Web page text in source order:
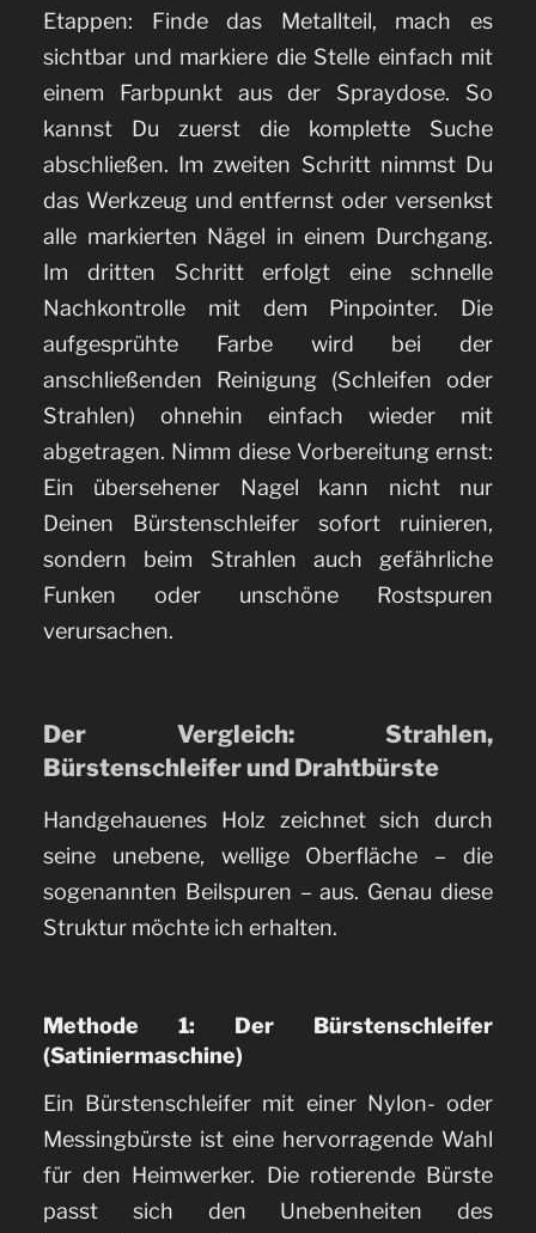
Etappen: Finde das Metallteil, mach es
sichtbar und markiere die Stelle einfach mit
einem Farbpunkt aus der Spraydose. So
kannst Du zuerst die komplette Suche
abschließen. Im zweiten Schritt nimmst Du
das Werkzeug und entfernst oder versenkst
alle markierten Nägel in einem Durchgang.
Im dritten Schritt erfolgt eine schnelle
Nachkontrolle mit dem Pinpointer. Die
aufgesprühte Farbe wird bei der
anschließenden Reinigung (Schleifen oder
Strahlen) ohnehin einfach wieder mit
abgetragen. Nimm diese Vorbereitung ernst:
Ein übersehener Nagel kann nicht nur
Deinen Bürstenschleifer sofort ruinieren,
sondern beim Strahlen auch gefährliche
Funken oder unschöne Rostspuren
verursachen.
Der Vergleich: Strahlen,
Bürstenschleifer und Drahtbürste
Handgehauenes Holz zeichnet sich durch
seine unebene, wellige Oberfläche – die
sogenannten Beilspuren – aus. Genau diese
Struktur möchte ich erhalten.
Methode 1: Der Bürstenschleifer
(Satiniermaschine)
Ein Bürstenschleifer mit einer Nylon- oder
Messingbürste ist eine hervorragende Wahl
für den Heimwerker. Die rotierende Bürste
passt sich den Unebenheiten des